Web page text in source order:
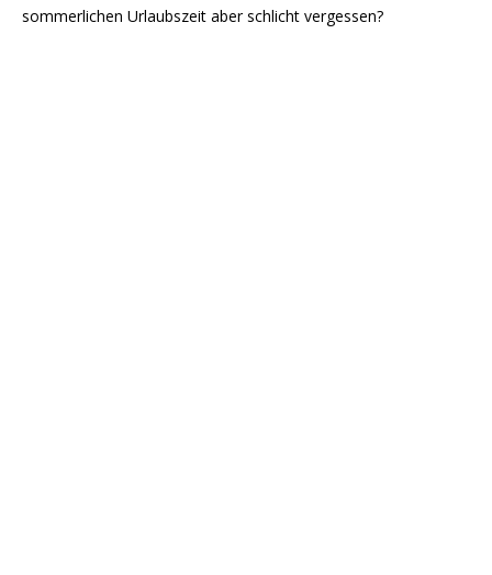
sommerlichen Urlaubszeit aber schlicht vergessen?